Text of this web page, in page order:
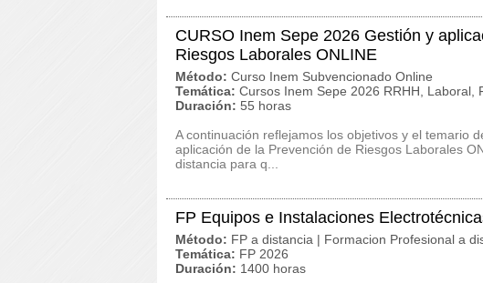
CURSO Inem Sepe 2026 Gestión y
Riesgos Laborales ONLINE
Método: Curso Inem Subvencionado Online
Temática: Cursos Inem Sepe 2026 RRHH, Laboral,
Duración: 55 horas
A continuación reflejamos los objetivos y el temario
aplicación de la Prevención de Riesgos Laborales
distancia para q...
FP Equipos e Instalaciones
Método: FP a distancia | Formacion Profesional a
Temática: FP 2026
Duración: 1400 horas